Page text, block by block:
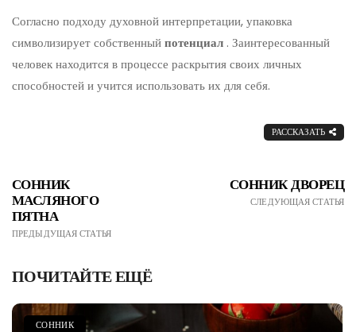
Согласно подходу духовной интерпретации, упаковка
символизирует собственныйпотенциал . Заинтересованный
человек находится в процессе раскрытия своих личных
способностей и учится использовать их для себя.
РАССКАЗАТЬ
СОННИК
МАСЛЯНОГО
ПЯТНА
ПРЕДЫДУЩАЯ СТАТЬЯ
СОННИК ДВОРЕЦ
СЛЕДУЮЩАЯ СТАТЬЯ
ПОЧИТАЙТЕ ЕЩЁ
СОННИК